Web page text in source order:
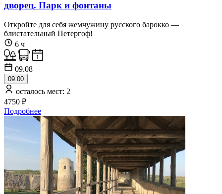
дворец. Парк и фонтаны
Откройте для себя жемчужину русского барокко —
блистательный Петергоф!
6 ч
09.08
09:00
осталось мест: 2
4750 ₽
Подробнее